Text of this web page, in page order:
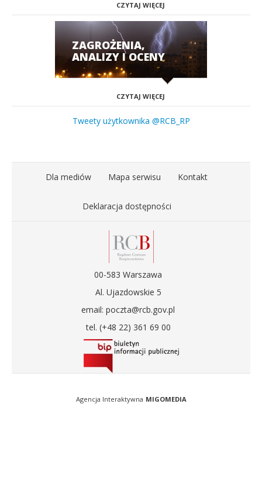
CZYTAJ WIĘCEJ
ZAGROŻENIA,
ANALIZY I OCENY
CZYTAJ WIĘCEJ
Tweety użytkownika @RCB_RP
Dla mediów Mapa serwisu Kontakt
Deklaracja dostępności
00-583 Warszawa
Al. Ujazdowskie 5
email: poczta@rcb.gov.pl
tel. (+48 22) 361 69 00
Agencja Interaktywna MIGOMEDIA